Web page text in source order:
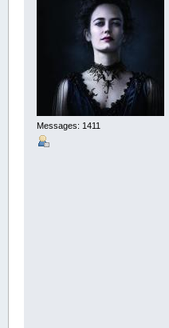
Messages: 1411